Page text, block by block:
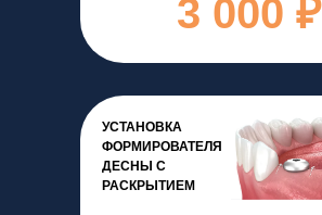
3 000 ₽
УСТАНОВКА
ФОРМИРОВАТЕЛЯ
ДЕСНЫ С
РАСКРЫТИЕМ